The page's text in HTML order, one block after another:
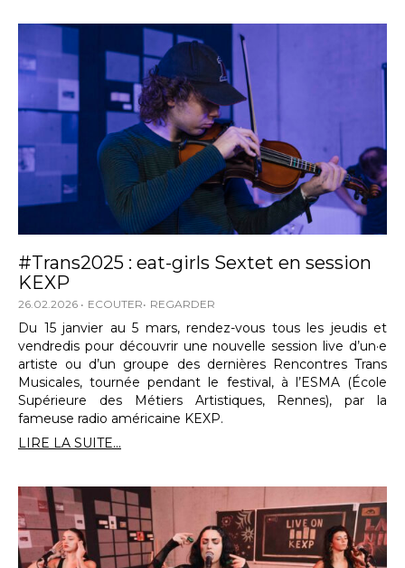
#Trans2025 : eat-girls Sextet en session
KEXP
26.02.2026 ECOUTER REGARDER
Du 15 janvier au 5 mars, rendez-vous tous les jeudis et
vendredis pour découvrir une nouvelle session live d’un·e
artiste ou d’un groupe des dernières Rencontres Trans
Musicales, tournée pendant le festival, à l’ESMA (École
Supérieure des Métiers Artistiques, Rennes), par la
fameuse radio américaine KEXP.
LIRE LA SUITE...